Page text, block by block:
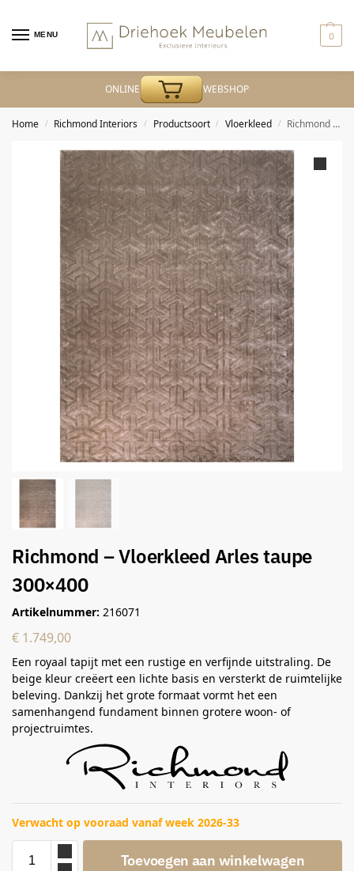
MENU 0
ONLINE WEBSHOP
Home / Richmond Interiors / Productsoort / Vloerkleed / Richmond – Vloerkleed Arles taupe 300×400
Richmond – Vloerkleed Arles taupe
300×400
Artikelnummer: 216071
€ 1.749,00
Een royaal tapijt met een rustige en verfijnde uitstraling. De
beige kleur creëert een lichte basis en versterkt de ruimtelijke
beleving. Dankzij het grote formaat vormt het een
samenhangend fundament binnen grotere woon- of
projectruimtes.
Verwacht op vooraad vanaf week 2026-33
Toevoegen aan winkelwagen